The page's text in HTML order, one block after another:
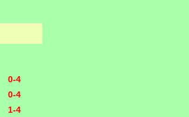
0-4
0-4
1-4